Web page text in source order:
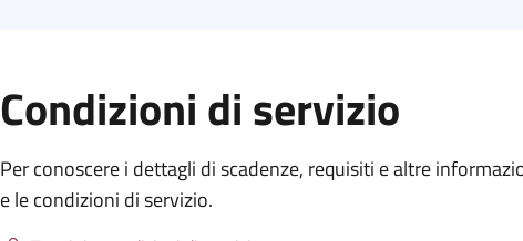
Condizioni di servizio
Per conoscere i dettagli di scadenze, requisiti e altre
e le condizioni di servizio.